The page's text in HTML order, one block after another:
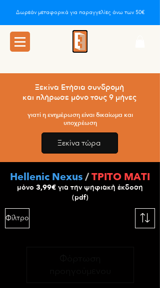
Δωρεάν μεταφορικά για παραγγελίες άνω των 50€
Ξεκίνα Ετήσια συνδρομή
και πλήρωσε μόνο τους 9 μήνες
γιατί η ενημέρωση είναι δικαίωμα και
υποχρέωση
Ξεκίνα τώρα
Hellenic Nexus/ΤΡΙΤΟ ΜΑΤΙ
μόνο 3,99€ για την ψηφιακή έκδοση
(pdf)
Φίλτρο